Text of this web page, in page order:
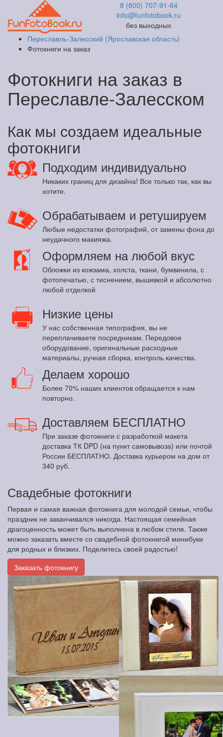
8 (800) 707-91-64
info@funfotobook.ru
без выходных
Переславль-Залесский (Ярославская область)
Фотокниги на заказ
Фотокниги на заказ в
Переславле-Залесском
Как мы создаем идеальные
фотокниги
Подходим индивидуально
Никаких границ для дизайна! Все только так, как вы
хотите.
Обрабатываем и ретушируем
Любые недостатки фотографий, от замены фона до
неудачного макияжа.
Оформляем на любой вкус
Обложки из кожзама, холста, ткани, бумвинила, с
фотопечатью, с тиснением, вышивкой и абсолютно
любой отделкой
Низкие цены
У нас собственная типография, вы не
переплачиваете посредникам. Передовое
оборудование, оригинальные расходные
материалы, ручная сборка, контроль качества.
Делаем хорошо
Более 70% наших клиентов обращается к нам
повторно.
Доставляем БЕСПЛАТНО
При заказе фотокниги с разработкой макета
доставка ТК DPD (на пункт самовывоза) или почтой
России БЕСПЛАТНО. Доставка курьером на дом от
340 руб.
Свадебные фотокниги
Первая и самая важная фотокнига для молодой семьи, чтобы
праздник не заканчивался никогда. Настоящая семейная
драгоценность может быть выполнена в любом стиле. Также
можно заказать вместе со свадебной фотокнигой минибуки
для родных и близких. Поделитесь своей радостью!
Заказать фотокнигу